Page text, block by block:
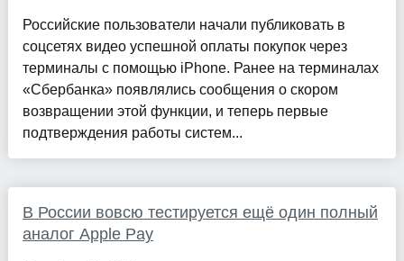
Российские пользователи начали публиковать в
соцсетях видео успешной оплаты покупок через
терминалы с помощью iPhone. Ранее на терминалах
«Сбербанка» появлялись сообщения о скором
возвращении этой функции, и теперь первые
подтверждения работы систем...
В России вовсю тестируется ещё один полный
аналог Apple Pay